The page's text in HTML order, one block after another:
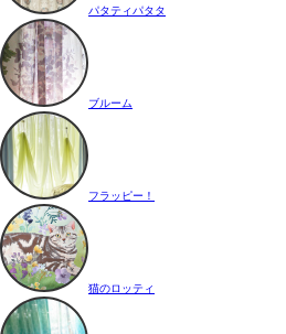
パタティパタタ
ブルーム
フラッピー！
猫のロッティ